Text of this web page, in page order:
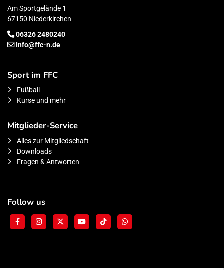
Am Sportgelände 1
67150 Niederkirchen
06326 2480240
Info@ffc-n.de
Sport im FFC
Fußball
Kurse und mehr
Mitglieder-Service
Alles zur Mitgliedschaft
Downloads
Fragen & Antworten
Follow us